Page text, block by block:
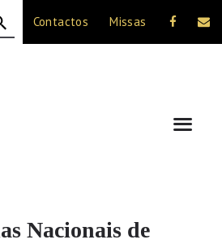
Contactos Missas
Nacionais de